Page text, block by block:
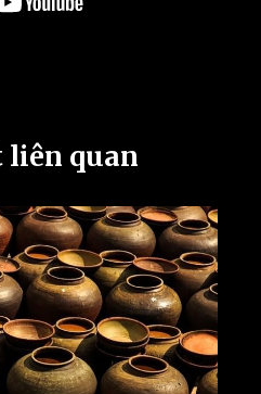
liên quan